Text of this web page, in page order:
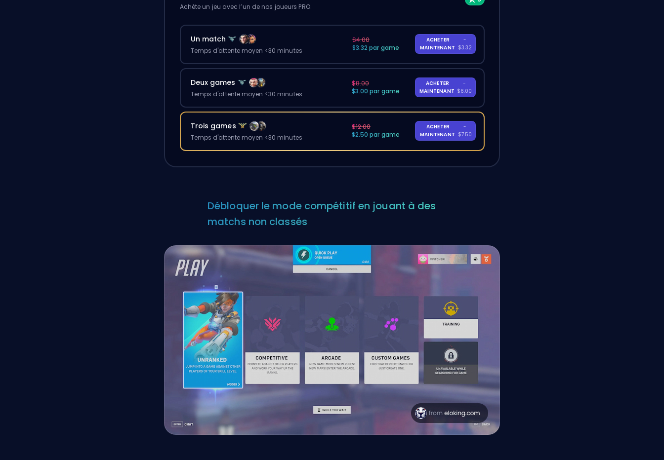
Achète un jeu avec l’un de nos joueurs PRO.
Un match
Temps d'attente moyen <30 minutes
$4.00
$3.32 par game
ACHETER
MAINTENANT
-
$3.32
Deux games
Temps d'attente moyen <30 minutes
$8.00
$3.00 par game
ACHETER
MAINTENANT
-
$6.00
Trois games
Temps d'attente moyen <30 minutes
$12.00
$2.50 par game
ACHETER
MAINTENANT
-
$7.50
Débloquer le mode compétitif en jouant à des
matchs non classés